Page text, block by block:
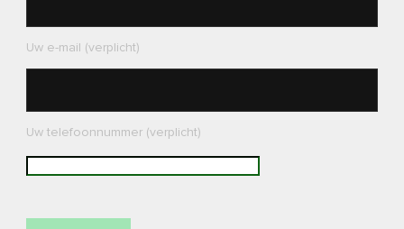
Uw e-mail (verplicht)
Uw telefoonnummer (verplicht)